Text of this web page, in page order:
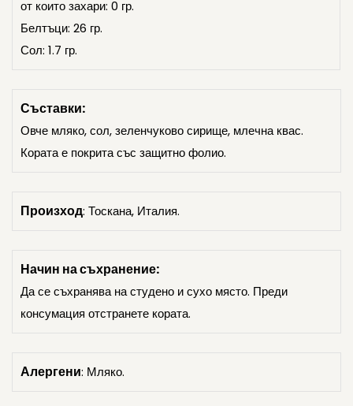
от които захари: 0 гр.
Белтъци: 26 гр.
Сол: 1.7 гр.
Съставки:
Овче мляко, сол, зеленчуково сирище, млечна квас.
Кората е покрита със защитно фолио.
Произход: Тоскана, Италия.
Начин на съхранение:
Да се съхранява на студено и сухо място. Преди
консумация отстранете кората.
Алергени: Мляко.